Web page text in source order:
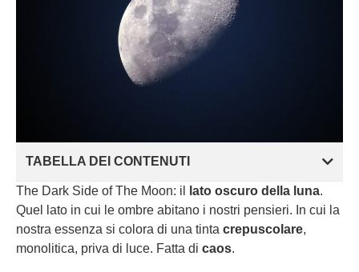
TABELLA DEI CONTENUTI
The Dark Side of The Moon: il lato oscuro della luna.
Quel lato in cui le ombre abitano i nostri pensieri. In cui la
nostra essenza si colora di una tinta crepuscolare,
monolitica, priva di luce. Fatta di caos.